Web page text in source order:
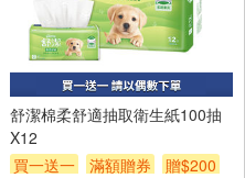
舒潔棉柔舒適抽取衛生紙100抽
X12
買一送一
滿額贈券
贈$200